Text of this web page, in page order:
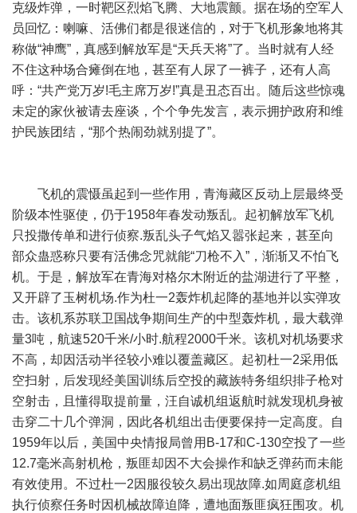
克级炸弹，一时靶区烈焰飞腾、大地震颤。据在场的空军人
员回忆：喇嘛、活佛们都是很迷信的，对于飞机形象地将其
称做“神鹰”，真感到解放军是“天兵天将”了。当时就有人经
不住这种场合瘫倒在地，甚至有人尿了一裤子，还有人高
呼：“共产党万岁!毛主席万岁!”真是丑态百出。随后这些惊魂
未定的家伙被请去座谈，个个争先发言，表示拥护政府和维
护民族团结，“那个热闹劲就别提了”。
飞机的震慑虽起到一些作用，青海藏区反动上层最终受
阶级本性驱使，仍于1958年春发动叛乱。起初解放军飞机
只投撒传单和进行侦察.叛乱头子气焰又嚣张起来，甚至向
部众蛊惑称只要有活佛念咒就能“刀枪不入”，渐渐又不怕飞
机。于是，解放军在青海对格尔木附近的盐湖进行了平整，
又开辟了玉树机场.作为杜一2轰炸机起降的基地并以实弹攻
击。该机系苏联卫国战争期间生产的中型轰炸机，最大载弹
量3吨，航速520千米/小时.航程2000千米。该机对机场要求
不高，却因活动半径较小难以覆盖藏区。起初杜一2采用低
空扫射，后发现经美国训练后空投的藏族特务组织排子枪对
空射击，且懂得取提前量，汪自诚机组返航时就发现机身被
击穿二十几个弹洞，因此各机组出击便要保持一定高度。自
1959年以后，美国中央情报局曾用B-17和C-130空投了一些
12.7毫米高射机枪，叛匪却因不大会操作和缺乏弹药而未能
有效使用。不过杜一2因服役较久易出现故障.如周庭彦机组
执行侦察任务时因机械故障迫降，遭地面叛匪疯狂围攻。机